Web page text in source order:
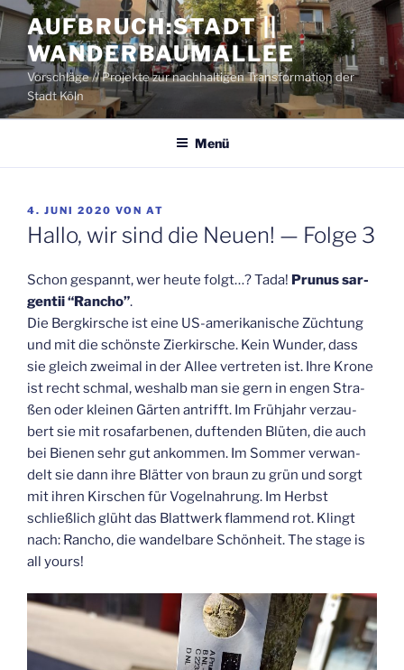
Zum
Inhalt
springen
AUFBRUCH:STADT ||
WANDERBAUMALLEE
Vorschläge // Projekte zur nachhaltigen Transformation der
Stadt Köln
Menü
VERÖFFENTLICHT
AM
4. JUNI 2020 VON AT
Hal­lo, wir sind die Neu­en! — Fol­ge 3
Schon gespannt, wer heu­te folgt…? Tada! Pru­nus sar­
gen­tii “Rancho”.
Die Berg­kir­sche ist eine US-ame­ri­ka­ni­sche Züch­tung
und mit die schöns­te Zier­kir­sche. Kein Wun­der, dass
sie gleich zwei­mal in der Allee ver­tre­ten ist. Ihre Kro­ne
ist recht schmal, wes­halb man sie gern in engen Stra­
ßen oder klei­nen Gär­ten antrifft. Im Früh­jahr ver­zau­
bert sie mit rosa­far­be­nen, duf­ten­den Blü­ten, die auch
bei Bie­nen sehr gut ankom­men. Im Som­mer ver­wan­
delt sie dann ihre Blät­ter von braun zu grün und sorgt
mit ihren Kir­schen für Vogel­nah­rung. Im Herbst
schließ­lich glüht das Blatt­werk flam­mend rot. Klingt
nach: Rancho, die wan­del­ba­re Schön­heit. The stage is
all yours!